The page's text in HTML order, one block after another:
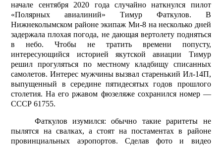
начале сентября 2020 года случайно наткнулся пилот
«Полярных авиалиний» Тимур Фаткулов. В
Нижнеколымском районе экипаж Ми-8 на несколько дней
задержала плохая погода, не дающая вертолету подняться
в небо. Чтобы не тратить времени попусту,
интересующийся историей якутской авиации Тимур
решил прогуляться по местному кладбищу списанных
самолетов. Интерес мужчины вызвал старенький Ил-14П,
выпущенный в середине пятидесятых годов прошлого
столетия. На его ржавом фюзеляже сохранился номер —
СССР 61755.
Фаткулов изумился: обычно такие раритеты не
пылятся на свалках, а стоят на постаментах в районе
провинциальных аэропортов. Сделав фото и видео